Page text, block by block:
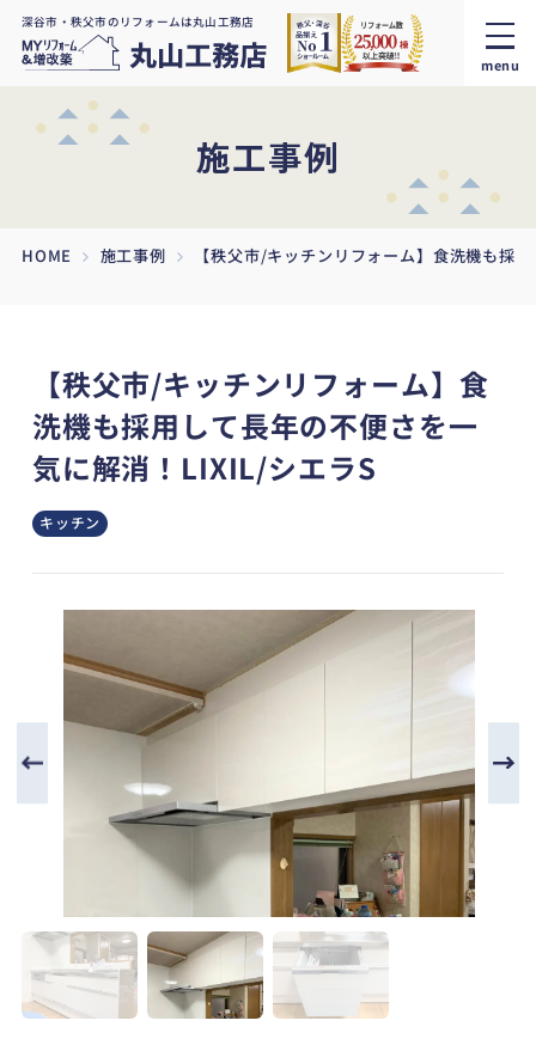
深谷市・秩父市のリフォームは丸山工務店
menu
施工事例
HOME 施工事例 【秩父市/キッチンリフォーム】食洗機も採
【秩父市/キッチンリフォーム】食
洗機も採用して長年の不便さを一
気に解消！LIXIL/シエラS
キッチン